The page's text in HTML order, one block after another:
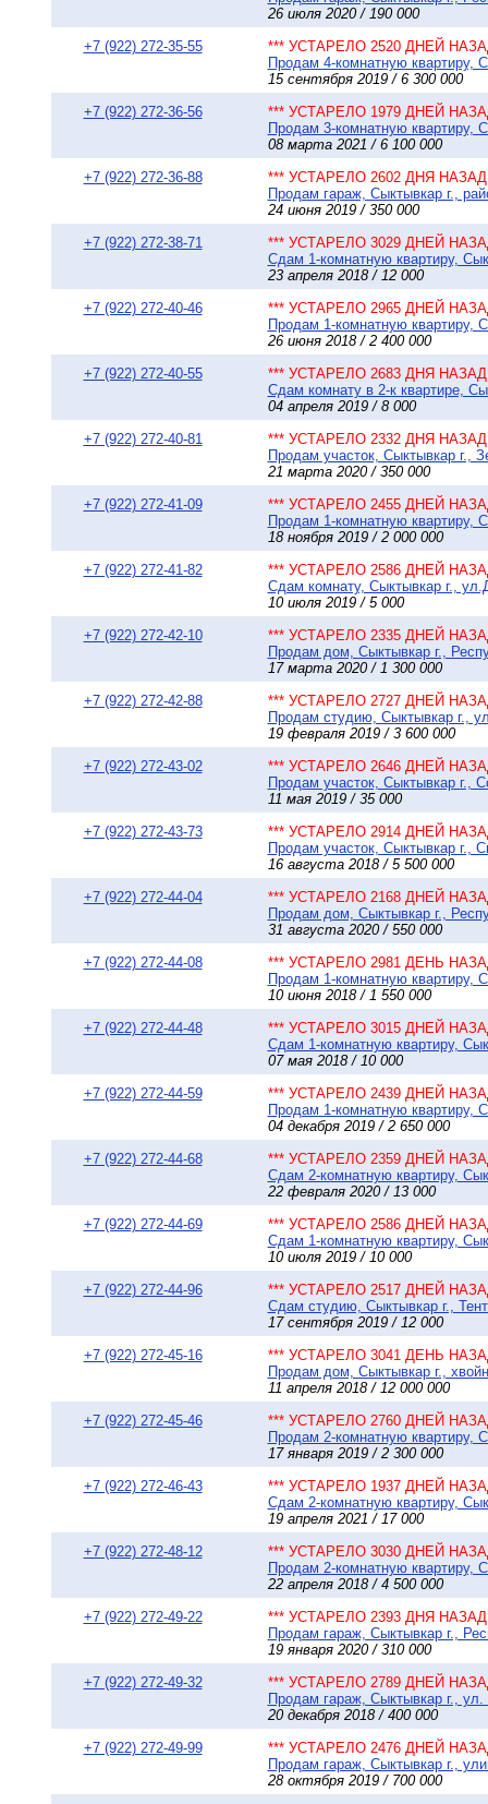
26 июля 2020 / 190 000
+7 (922) 272-35-55
*** УСТАРЕЛО 2520 ДНЕЙ
Продам 4-комнатную квартиру,
15 сентября 2019 / 6 300 000
+7 (922) 272-36-56
*** УСТАРЕЛО 1979 ДНЕЙ
Продам 3-комнатную квартиру,
08 марта 2021 / 6 100 000
+7 (922) 272-36-88
*** УСТАРЕЛО 2602 ДНЯ НАЗАД
Продам гараж, Сыктывкар г.,
24 июня 2019 / 350 000
+7 (922) 272-38-71
*** УСТАРЕЛО 3029 ДНЕЙ
Сдам 1-комнатную квартиру,
23 апреля 2018 / 12 000
+7 (922) 272-40-46
*** УСТАРЕЛО 2965 ДНЕЙ
Продам 1-комнатную квартиру,
26 июня 2018 / 2 400 000
+7 (922) 272-40-55
*** УСТАРЕЛО 2683 ДНЯ НАЗАД
Сдам комнату в 2-к квартире,
04 апреля 2019 / 8 000
+7 (922) 272-40-81
*** УСТАРЕЛО 2332 ДНЯ НАЗАД
Продам участок, Сыктывкар г.,
21 марта 2020 / 350 000
+7 (922) 272-41-09
*** УСТАРЕЛО 2455 ДНЕЙ
Продам 1-комнатную квартиру,
18 ноября 2019 / 2 000 000
+7 (922) 272-41-82
*** УСТАРЕЛО 2586 ДНЕЙ
Сдам комнату, Сыктывкар г.,
10 июля 2019 / 5 000
+7 (922) 272-42-10
*** УСТАРЕЛО 2335 ДНЕЙ
Продам дом, Сыктывкар г.,
17 марта 2020 / 1 300 000
+7 (922) 272-42-88
*** УСТАРЕЛО 2727 ДНЕЙ
Продам студию, Сыктывкар г.,
19 февраля 2019 / 3 600 000
+7 (922) 272-43-02
*** УСТАРЕЛО 2646 ДНЕЙ
Продам участок, Сыктывкар г.,
11 мая 2019 / 35 000
+7 (922) 272-43-73
*** УСТАРЕЛО 2914 ДНЕЙ
Продам участок, Сыктывкар г.,
16 августа 2018 / 5 500 000
+7 (922) 272-44-04
*** УСТАРЕЛО 2168 ДНЕЙ
Продам дом, Сыктывкар г.,
31 августа 2020 / 550 000
+7 (922) 272-44-08
*** УСТАРЕЛО 2981 ДЕНЬ
Продам 1-комнатную квартиру,
10 июня 2018 / 1 550 000
+7 (922) 272-44-48
*** УСТАРЕЛО 3015 ДНЕЙ
Сдам 1-комнатную квартиру,
07 мая 2018 / 10 000
+7 (922) 272-44-59
*** УСТАРЕЛО 2439 ДНЕЙ
Продам 1-комнатную квартиру,
04 декабря 2019 / 2 650 000
+7 (922) 272-44-68
*** УСТАРЕЛО 2359 ДНЕЙ
Сдам 2-комнатную квартиру,
22 февраля 2020 / 13 000
+7 (922) 272-44-69
*** УСТАРЕЛО 2586 ДНЕЙ
Сдам 1-комнатную квартиру,
10 июля 2019 / 10 000
+7 (922) 272-44-96
*** УСТАРЕЛО 2517 ДНЕЙ
Сдам студию, Сыктывкар г.,
17 сентября 2019 / 12 000
+7 (922) 272-45-16
*** УСТАРЕЛО 3041 ДЕНЬ
Продам дом, Сыктывкар г.,
11 апреля 2018 / 12 000 000
+7 (922) 272-45-46
*** УСТАРЕЛО 2760 ДНЕЙ
Продам 2-комнатную квартиру,
17 января 2019 / 2 300 000
+7 (922) 272-46-43
*** УСТАРЕЛО 1937 ДНЕЙ
Сдам 2-комнатную квартиру,
19 апреля 2021 / 17 000
+7 (922) 272-48-12
*** УСТАРЕЛО 3030 ДНЕЙ
Продам 2-комнатную квартиру,
22 апреля 2018 / 4 500 000
+7 (922) 272-49-22
*** УСТАРЕЛО 2393 ДНЯ НАЗАД
Продам гараж, Сыктывкар г.,
19 января 2020 / 310 000
+7 (922) 272-49-32
*** УСТАРЕЛО 2789 ДНЕЙ
Продам гараж, Сыктывкар г.,
20 декабря 2018 / 400 000
+7 (922) 272-49-99
*** УСТАРЕЛО 2476 ДНЕЙ
Продам гараж, Сыктывкар г.,
28 октября 2019 / 700 000